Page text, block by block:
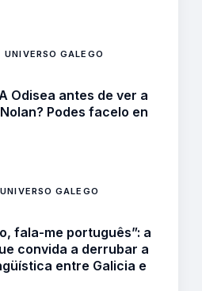
,UNIVERSO GALEGO
Odisea antes de ver a
Podes facelo en
UNIVERSO GALEGO
fala-me português”: a
convida a derrubar a
entre Galicia e